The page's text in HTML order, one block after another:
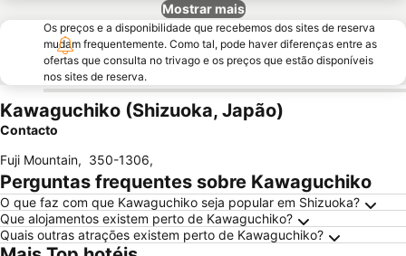
Mostrar mais
Os preços e a disponibilidade que recebemos dos sites de reserva
mudam frequentemente. Como tal, pode haver diferenças entre as
ofertas que consulta no trivago e os preços que estão disponíveis
nos sites de reserva.
Kawaguchiko (Shizuoka, Japão)
Contacto
Fuji Mountain, 350-1306,
Perguntas frequentes sobre Kawaguchiko
O que faz com que Kawaguchiko seja popular em Shizuoka?
Que alojamentos existem perto de Kawaguchiko?
Quais outras atrações existem perto de Kawaguchiko?